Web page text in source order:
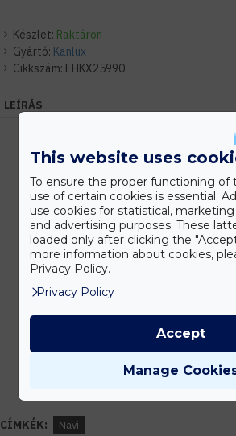
Készlet: Raktáron
Gyártó: Kanlux
Cikkszám: EHKX25990
LEÍRÁS
Kedvezmények
Vásárolj nagyobb mennyiségben és megadjuk
Tanácsadás
Írd meg nekünk elgondolásodat és
CÍMKÉK: Navi
This website uses
To ensure the proper functioning of
use of certain cookies is essential.
use cookies for statistical,
and advertising purposes. These
loaded only after clicking the
more information about cookies,
Privacy Policy.
Privacy Policy
Manage
Accept